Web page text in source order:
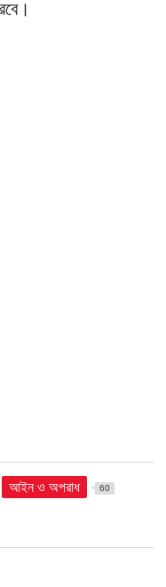
আইন ও অপরাধ 60